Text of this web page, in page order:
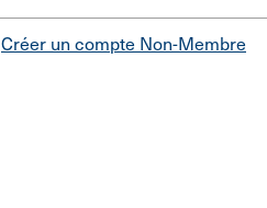
Créer un compte Non-Membre